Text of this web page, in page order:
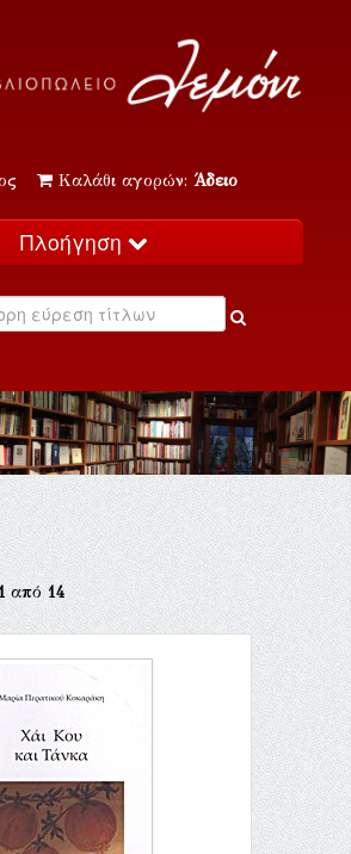
Καλάθι αγορών: Άδειο
Πλοήγηση
από14